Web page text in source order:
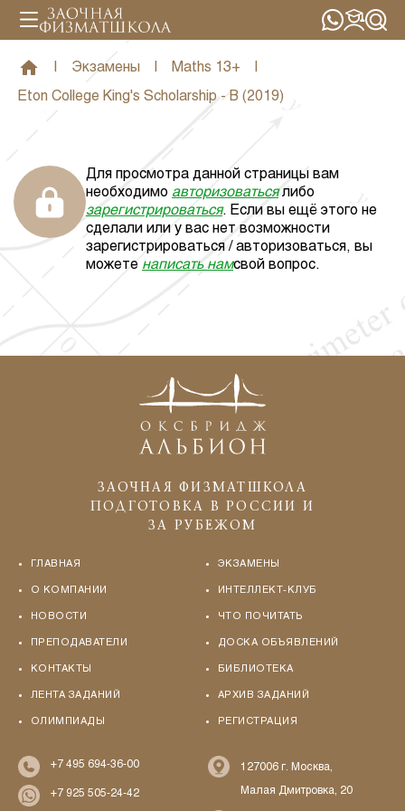
Экзамены Maths 13+
Eton College King's Scholarship - B (2019)
Для просмотра данной страницы вам
необходимо авторизоваться либо
зарегистрироваться. Если вы ещё этого не
сделали или у вас нет возможности
зарегистрироваться / авторизоваться, вы
можете написать намсвой вопрос.
ЗАОЧНАЯ ФИЗМАТШКОЛА
ПОДГОТОВКА В РОССИИ И
ЗА РУБЕЖОМ
ГЛАВНАЯ
О КОМПАНИИ
НОВОСТИ
ПРЕПОДАВАТЕЛИ
КОНТАКТЫ
ЛЕНТА ЗАДАНИЙ
ОЛИМПИАДЫ
ЭКЗАМЕНЫ
ИНТЕЛЛЕКТ-КЛУБ
ЧТО ПОЧИТАТЬ
ДОСКА ОБЪЯВЛЕНИЙ
БИБЛИОТЕКА
АРХИВ ЗАДАНИЙ
РЕГИСТРАЦИЯ
+7 495 694-36-00
+7 925 505-24-42
127006 г. Москва,
Малая Дмитровка, 20